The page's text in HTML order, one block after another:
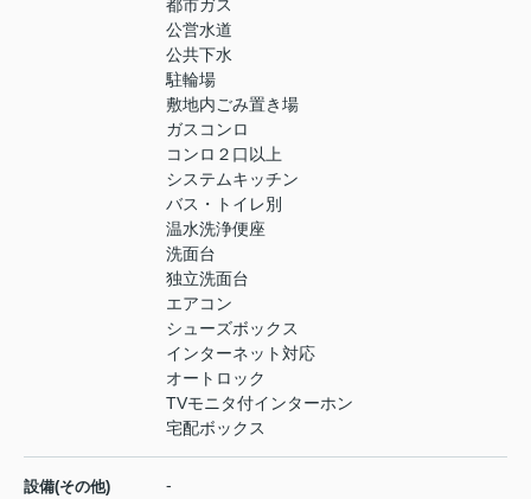
都市ガス
公営水道
公共下水
駐輪場
敷地内ごみ置き場
ガスコンロ
コンロ２口以上
システムキッチン
バス・トイレ別
温水洗浄便座
洗面台
独立洗面台
エアコン
シューズボックス
インターネット対応
オートロック
TVモニタ付インターホン
宅配ボックス
設備(その他) -